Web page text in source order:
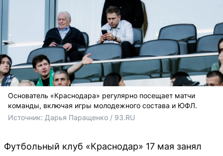
Основатель «Краснодара» регулярно посещает матчи
команды, включая игры молодежного состава и ЮФЛ.
Источник: Дарья Паращенко / 93.RU
Футбольный клуб «Краснодар» 17 мая занял